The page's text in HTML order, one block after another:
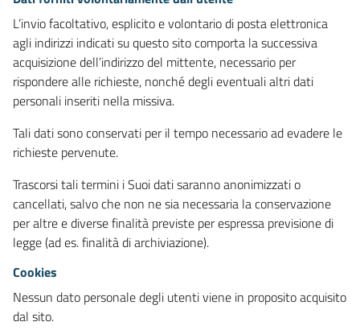
L’invio facoltativo, esplicito e volontario di posta elettronica
agli indirizzi indicati su questo sito comporta la successiva
acquisizione dell’indirizzo del mittente, necessario per
rispondere alle richieste, nonché degli eventuali altri dati
personali inseriti nella missiva.
Tali dati sono conservati per il tempo necessario ad evadere le
richieste pervenute.
Trascorsi tali termini i Suoi dati saranno anonimizzati o
cancellati, salvo che non ne sia necessaria la conservazione
per altre e diverse finalità previste per espressa previsione di
legge (ad es. finalità di archiviazione).
Cookies
Nessun dato personale degli utenti viene in proposito acquisito
dal sito.